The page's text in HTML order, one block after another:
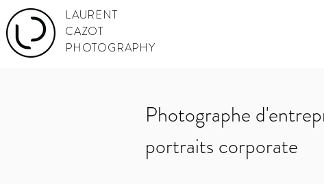
LAURENT
CAZOT
PHOTOGRAPHY
Photographe
portraits corporate